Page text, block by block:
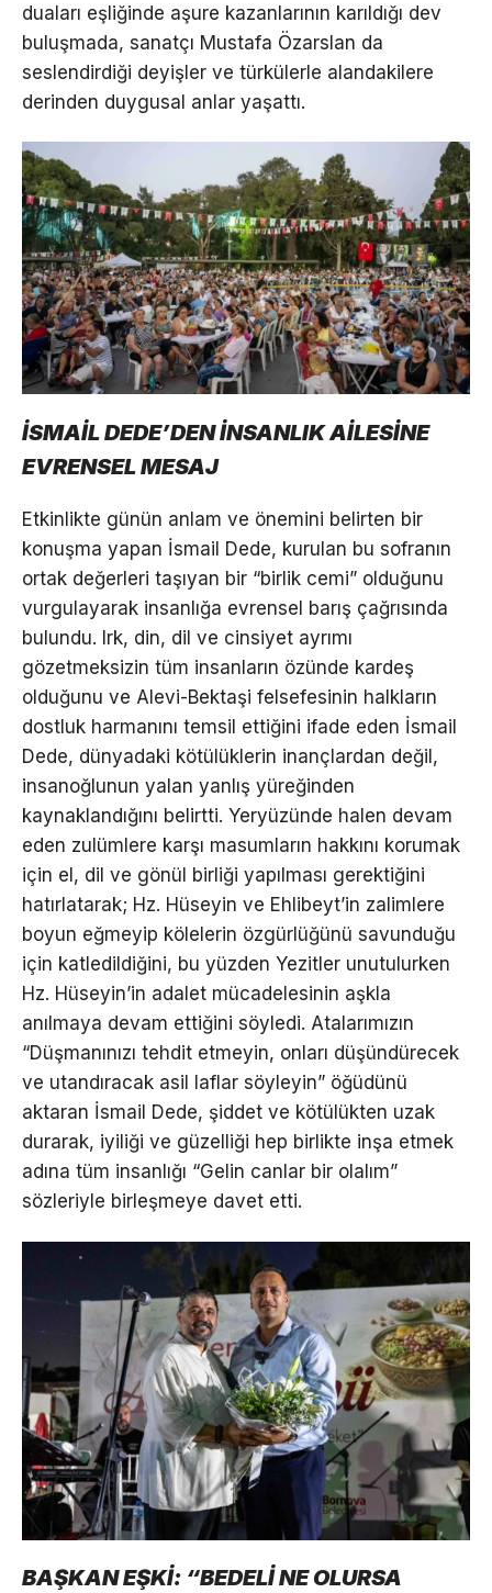
duaları eşliğinde aşure kazanlarının karıldığı dev
buluşmada, sanatçı Mustafa Özarslan da
seslendirdiği deyişler ve türkülerle alandakilere
derinden duygusal anlar yaşattı.
İSMAİL DEDE’DEN İNSANLIK AİLESİNE
EVRENSEL MESAJ
Etkinlikte günün anlam ve önemini belirten bir
konuşma yapan İsmail Dede, kurulan bu sofranın
ortak değerleri taşıyan bir “birlik cemi” olduğunu
vurgulayarak insanlığa evrensel barış çağrısında
bulundu. Irk, din, dil ve cinsiyet ayrımı
gözetmeksizin tüm insanların özünde kardeş
olduğunu ve Alevi-Bektaşi felsefesinin halkların
dostluk harmanını temsil ettiğini ifade eden İsmail
Dede, dünyadaki kötülüklerin inançlardan değil,
insanoğlunun yalan yanlış yüreğinden
kaynaklandığını belirtti. Yeryüzünde halen devam
eden zulümlere karşı masumların hakkını korumak
için el, dil ve gönül birliği yapılması gerektiğini
hatırlatarak; Hz. Hüseyin ve Ehlibeyt’in zalimlere
boyun eğmeyip kölelerin özgürlüğünü savunduğu
için katledildiğini, bu yüzden Yezitler unutulurken
Hz. Hüseyin’in adalet mücadelesinin aşkla
anılmaya devam ettiğini söyledi. Atalarımızın
“Düşmanınızı tehdit etmeyin, onları düşündürecek
ve utandıracak asil laflar söyleyin” öğüdünü
aktaran İsmail Dede, şiddet ve kötülükten uzak
durarak, iyiliği ve güzelliği hep birlikte inşa etmek
adına tüm insanlığı “Gelin canlar bir olalım”
sözleriyle birleşmeye davet etti.
BAŞKAN EŞKİ: “BEDELİ NE OLURSA